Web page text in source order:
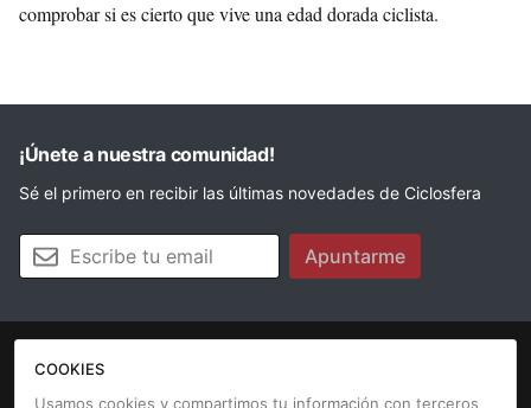
comprobar si es cierto que vive una edad dorada ciclista.
¡Únete a nuestra comunidad!
Sé el primero en recibir las últimas novedades de Ciclosfera
Tu email Apuntarme
La revista
COOKIES
Usamos cookies y compartimos tu información con terceros